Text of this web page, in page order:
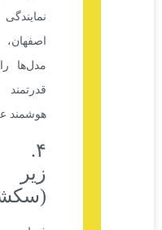
نمایندگی درب برقی
اصفهان، انواع این
مدل‌ها را با موتورهای
قدرتمند و سنسورهای
هوشمند عرضه می‌کند.
۴. درب‌های
زیر سقفی